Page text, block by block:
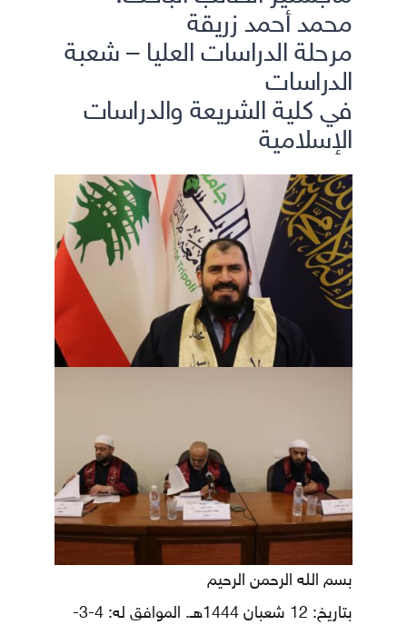
محمد أحمد زريقة
مرحلة الدراسات العليا – شعبة
الدراسات
في كلية الشريعة والدراسات
الإسلامية
بسم الله الرحمن الرحيم
بتاريخ: 12 شعبان 1444هـ. الموافق له: 4-3-